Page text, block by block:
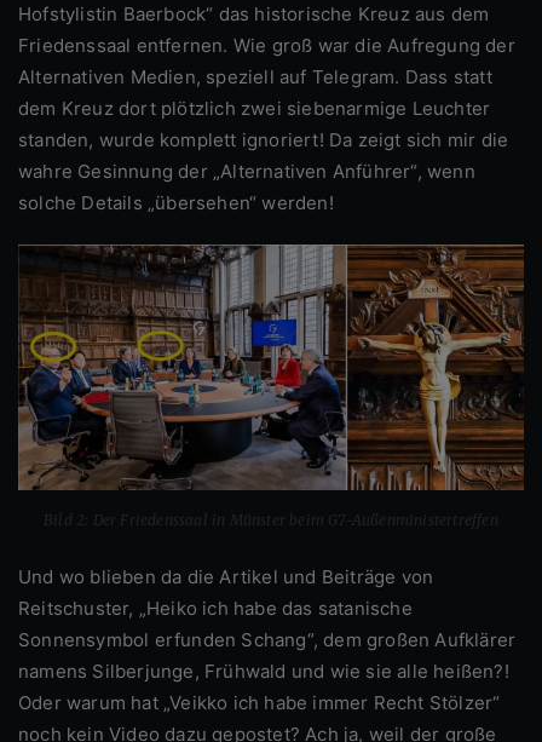
Hofstylistin Baerbock“ das historische Kreuz aus dem
Friedenssaal entfernen. Wie groß war die Aufregung der
Alternativen Medien, speziell auf Telegram. Dass statt
dem Kreuz dort plötzlich zwei siebenarmige Leuchter
standen, wurde komplett ignoriert! Da zeigt sich mir die
wahre Gesinnung der „Alternativen Anführer“, wenn
solche Details „übersehen“ werden!
Bild 2: Der Friedenssaal in Münster beim G7-Außenministertreffen
Und wo blieben da die Artikel und Beiträge von
Reitschuster, „Heiko ich habe das satanische
Sonnensymbol erfunden Schang“, dem großen Aufklärer
namens Silberjunge, Frühwald und wie sie alle heißen?!
Oder warum hat „Veikko ich habe immer Recht Stölzer“
noch kein Video dazu gepostet? Ach ja, weil der große